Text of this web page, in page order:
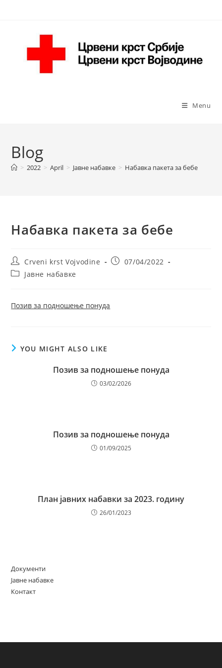
Menu
Blog
> 2022 > April > Јавне набавке > Набавка пакета за бебе
Набавка пакета за бебе
Post
author:
Crveni krst Vojvodine
Post07/04/2022
PostЈавне набавке
Позив за подношење понуда
YOU MIGHT ALSO LIKE
Позив за подношење понуда
03/02/2026
Позив за подношење понуда
01/09/2025
План јавних набавки за 2023. годину
26/01/2023
Документи
Јавне набавке
Контакт